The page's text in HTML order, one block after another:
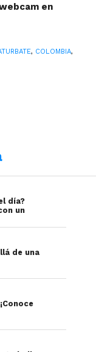
y
cambia
de tu
u en
looks más
tus ojos,
miradas, es
con tu
en
, COLOMBIA,
día?
un
de una